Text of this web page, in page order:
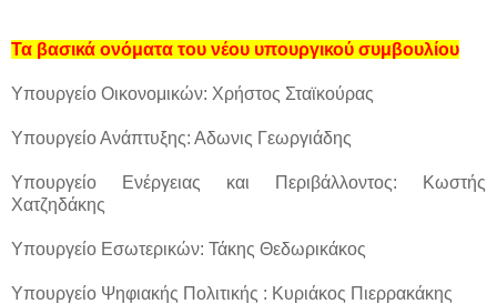
Τα βασικά ονόματα του νέου υπουργικού συμβουλίου
Υπουργείο Οικονομικών: Χρήστος Σταϊκούρας
Υπουργείο Ανάπτυξης: Αδωνις Γεωργιάδης
Υπουργείο Ενέργειας και Περιβάλλοντος: Κωστής
Χατζηδάκης
Υπουργείο Εσωτερικών: Τάκης Θεδωρικάκος
Υπουργείο Ψηφιακής Πολιτικής : Κυριάκος Πιερρακάκης